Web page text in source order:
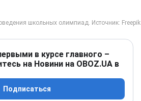
в курсе главного –
на Новини на OBOZ.UA в
Подписаться